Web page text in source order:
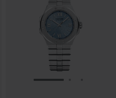
に移動 3スライドに移動 1